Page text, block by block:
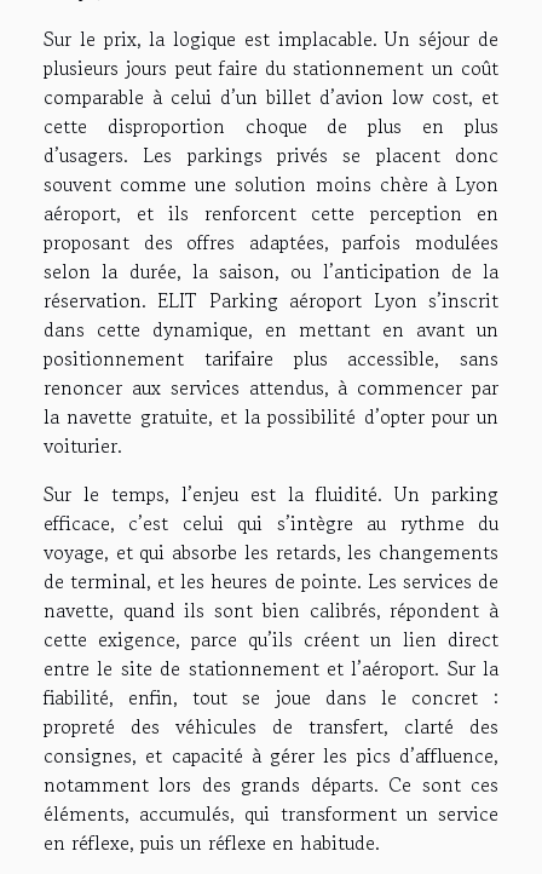
Sur le prix, la logique est implacable. Un séjour de
plusieurs jours peut faire du stationnement un coût
comparable à celui d’un billet d’avion low cost, et
cette disproportion choque de plus en plus
d’usagers. Les parkings privés se placent donc
souvent comme une solution moins chère à Lyon
aéroport, et ils renforcent cette perception en
proposant des offres adaptées, parfois modulées
selon la durée, la saison, ou l’anticipation de la
réservation. ELIT Parking aéroport Lyon s’inscrit
dans cette dynamique, en mettant en avant un
positionnement tarifaire plus accessible, sans
renoncer aux services attendus, à commencer par
la navette gratuite, et la possibilité d’opter pour un
voiturier.
Sur le temps, l’enjeu est la fluidité. Un parking
efficace, c’est celui qui s’intègre au rythme du
voyage, et qui absorbe les retards, les changements
de terminal, et les heures de pointe. Les services de
navette, quand ils sont bien calibrés, répondent à
cette exigence, parce qu’ils créent un lien direct
entre le site de stationnement et l’aéroport. Sur la
fiabilité, enfin, tout se joue dans le concret :
propreté des véhicules de transfert, clarté des
consignes, et capacité à gérer les pics d’affluence,
notamment lors des grands départs. Ce sont ces
éléments, accumulés, qui transforment un service
en réflexe, puis un réflexe en habitude.